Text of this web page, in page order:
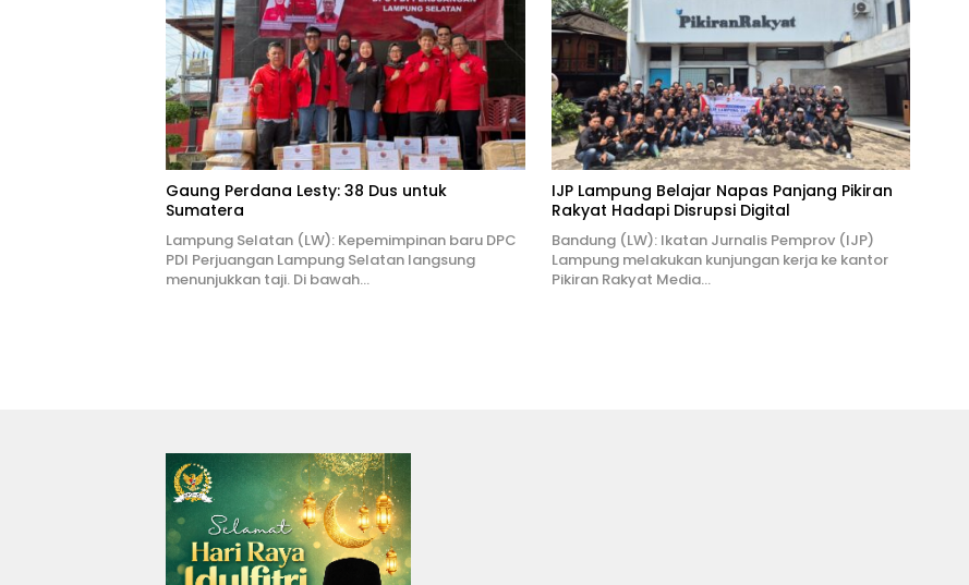
Gaung Perdana Lesty: 38 Dus untuk
Sumatera
Lampung Selatan (LW): Kepemimpinan baru DPC
PDI Perjuangan Lampung Selatan langsung
menunjukkan taji. Di bawah…
IJP Lampung Belajar Napas Panjang Pikiran
Rakyat Hadapi Disrupsi Digital
Bandung (LW): Ikatan Jurnalis Pemprov (IJP)
Lampung melakukan kunjungan kerja ke kantor
Pikiran Rakyat Media…